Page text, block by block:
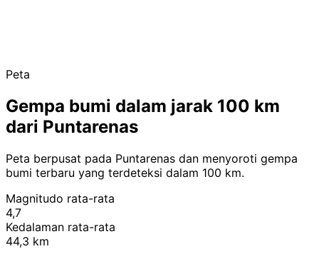
Peta
Gempa bumi dalam jarak 100 km
dari Puntarenas
Peta berpusat pada Puntarenas dan menyoroti gempa
bumi terbaru yang terdeteksi dalam 100 km.
Magnitudo rata-rata
4,7
Kedalaman rata-rata
44,3 km